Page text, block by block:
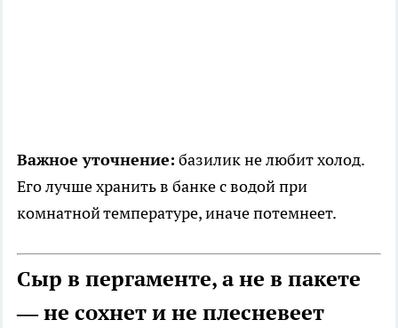
Важное уточнение: базилик не любит холод.
Его лучше хранить в банке с водой при
комнатной температуре, иначе потемнеет.
Сыр в пергаменте, а не в пакете
— не сохнет и не плесневеет